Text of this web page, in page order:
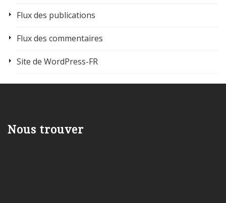
Flux des publications
Flux des commentaires
Site de WordPress-FR
Nous trouver